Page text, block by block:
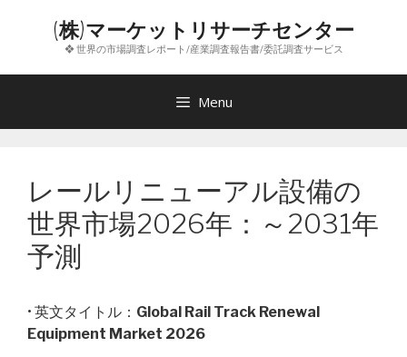
ン
(株)マーケットリサーチセンター
❖ 世界の市場調査レポート/産業調査報告書/委託調査サービス
Menu
レールリニューアル設備の
世界市場2026年：～2031年
予測
• 英文タイトル： Global Rail Track Renewal
Equipment Market 2026